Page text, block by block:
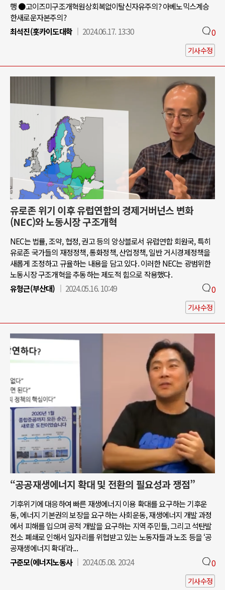
행 ●고이즈미구조개혁원상회복없이탈신자유주의? 아베노믹스계승
한새로운자본주의?
최석진(홋카이도대학
2024.06.17. 13:30 0
기사수정
유로존 위기 이후 유럽연합의 경제거버넌스 변화
(NEC)와 노동시장 구조개혁
NEC는 법률, 조약, 협정, 권고 등의 앙상블로서 유럽연합 회원국, 특히
유로존 국가들의 재정정책, 통화정책, 산업정책, 일반 거시경제정책을
새롭게 조정하고 규율하는 내용을 담고 있다. 이러한 NEC는 광범위한
노동시장 구조개혁을 추동하는 제도적 힘으로 작용했다.
유형근(부산대)
2024.05.16. 10:49 0
기사수정
“공공재생에너지 확대 및 전환의 필요성과 쟁점”
기후위기에 대응하여 빠른 재생에너지 이용 확대를 요구하는 기후운
동, 에너지 기본권의 보장을 요구하는 사회운동, 재생에너지 개발 과정
에서 피해를 입으며 공적 개발을 요구하는 지역 주민들, 그리고 석탄발
전소 폐쇄로 인해서 일자리를 위협받고 있는 노동자들과 노조 등을 ‘공
공재생에너지 확대’라...
구준모(에너지노동사
2024.05.08. 20:24 0
기사수정